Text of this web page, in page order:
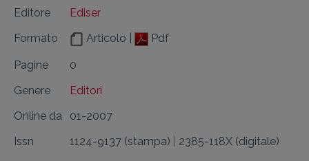
Editore
Ediser
Formato
Articolo | Pdf
Pagine
0
Genere
Editori
Online da
01-2007
Issn
1124-9137 (stampa) 2385-118X (digitale)